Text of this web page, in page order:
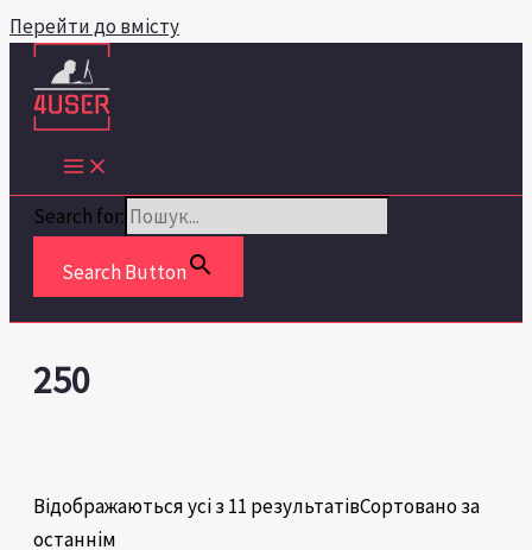
Перейти до вмісту
Search for:
Search Button
250
Відображаються усі з 11 результатівСортовано за
останнім